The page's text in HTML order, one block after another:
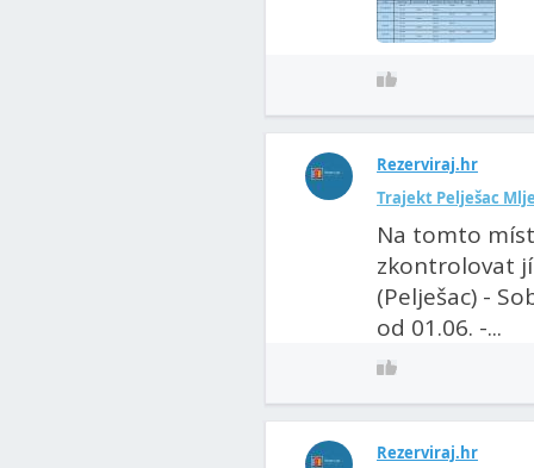
Rezerviraj.hr
Trajekt Pelješac
Na tomto
zkontrolovat
(Pelješac) -
od 01.06. -...
Rezerviraj.hr